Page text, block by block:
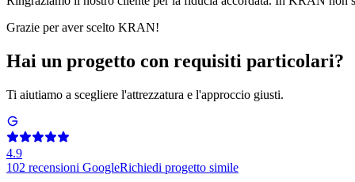
Grazie per aver scelto KRAN!
Hai un progetto con requisiti particolari?
Ti aiutiamo a scegliere l'attrezzatura e l'approccio giusti.
4.9
102 recensioni GoogleRichiedi progetto simile